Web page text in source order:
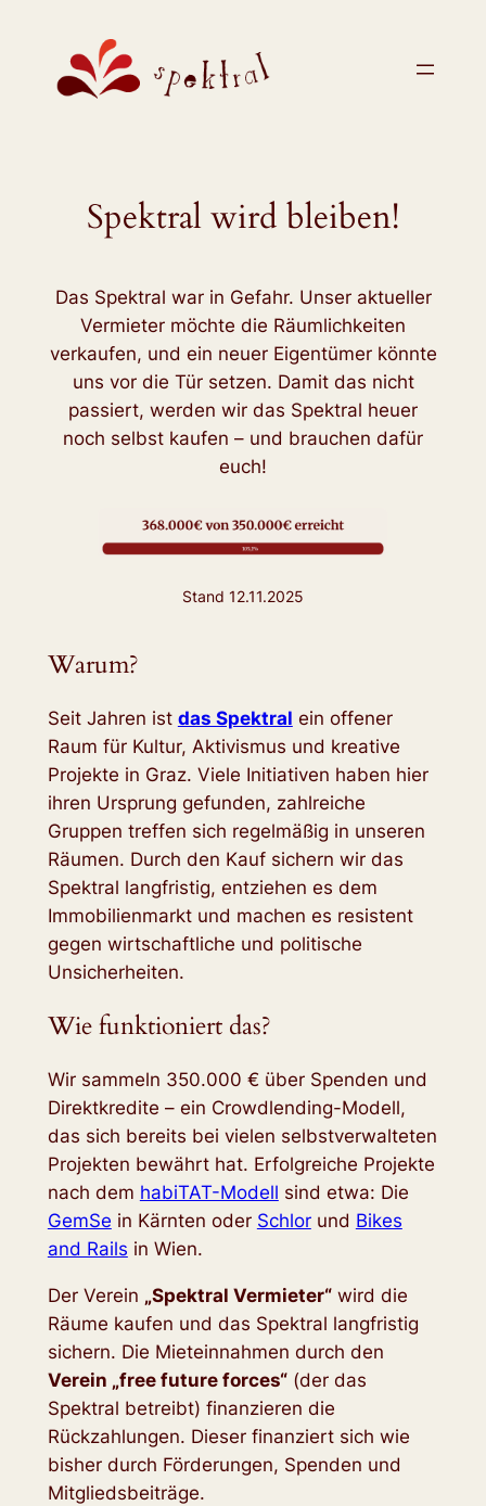
springen
Spektral wird bleiben!
Das Spektral war in Gefahr. Unser aktueller
Vermieter möchte die Räumlichkeiten
verkaufen, und ein neuer Eigentümer könnte
uns vor die Tür setzen. Damit das nicht
passiert, werden wir das Spektral heuer
noch selbst kaufen – und brauchen dafür
euch!
Stand 12.11.2025
Warum?
Seit Jahren ist das Spektral ein offener
Raum für Kultur, Aktivismus und kreative
Projekte in Graz. Viele Initiativen haben hier
ihren Ursprung gefunden, zahlreiche
Gruppen treffen sich regelmäßig in unseren
Räumen. Durch den Kauf sichern wir das
Spektral langfristig, entziehen es dem
Immobilienmarkt und machen es resistent
gegen wirtschaftliche und politische
Unsicherheiten.
Wie funktioniert das?
Wir sammeln 350.000 € über Spenden und
Direktkredite – ein Crowdlending-Modell,
das sich bereits bei vielen selbstverwalteten
Projekten bewährt hat. Erfolgreiche Projekte
nach dem habiTAT-Modell sind etwa: Die
GemSe in Kärnten oder Schlorund Bikes
and Rails in Wien.
Der Verein „Spektral Vermieter“wird die
Räume kaufen und das Spektral langfristig
sichern. Die Mieteinnahmen durch den
Verein „free future forces“(der das
Spektral betreibt) finanzieren die
Rückzahlungen. Dieser finanziert sich wie
bisher durch Förderungen, Spenden und
Mitgliedsbeiträge.